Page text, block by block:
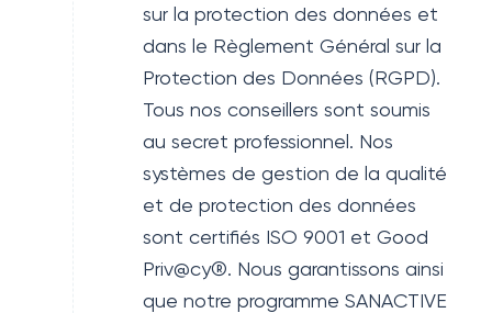
sur la protection des données et
dans le Règlement Général sur la
Protection des Données (RGPD).
Tous nos conseillers sont soumis
au secret professionnel. Nos
systèmes de gestion de la qualité
et de protection des données
sont certifiés ISO 9001 et Good
Priv@cy®. Nous garantissons ainsi
que notre programme SANACTIVE